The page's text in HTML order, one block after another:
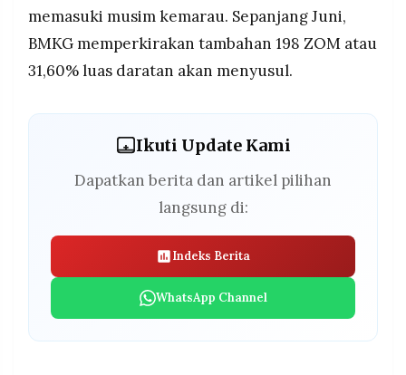
memasuki musim kemarau. Sepanjang Juni,
BMKG memperkirakan tambahan 198 ZOM atau
31,60% luas daratan akan menyusul.
Ikuti Update Kami
Dapatkan berita dan artikel pilihan
langsung di:
Indeks Berita
WhatsApp Channel